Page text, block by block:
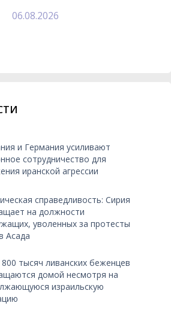
06.08.2026
и Германия усиливают
сотрудничество для
иранской агрессии
справедливость: Сирия
на должности
уволенных за протесты
Асада
тысяч ливанских беженцев
домой несмотря на
израильскую